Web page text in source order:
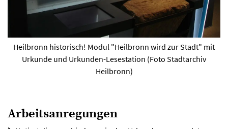
Heilbronn historisch! Modul "Heilbronn wird zur Stadt" mit
Urkunde und Urkunden-Lesestation (Foto Stadtarchiv
Heilbronn)
Arbeitsanregungen